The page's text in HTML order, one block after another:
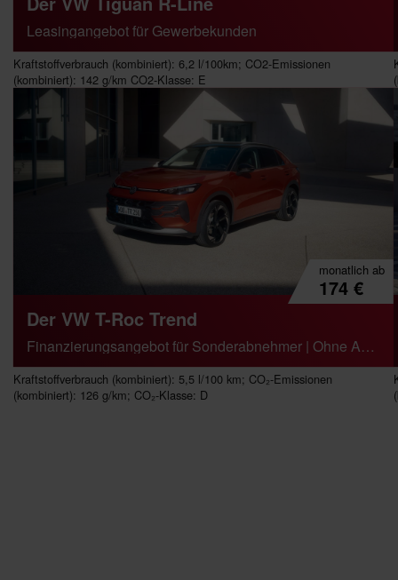
Leasingangebot für Gewerbekunden
Kraftstoffverbrauch (kombiniert): 6,2 l/100km; CO2-Emissionen
(kombiniert): 142 g/km CO2-Klasse: E
monatlich ab
174 €
Der VW T-Roc Trend
Finanzierungsangebot für Sonderabnehmer | Ohne Anzahlung
Kraftstoffverbrauch (kombiniert): 5,5 l/100 km; CO₂-Emissionen
(kombiniert): 126 g/km; CO₂-Klasse: D